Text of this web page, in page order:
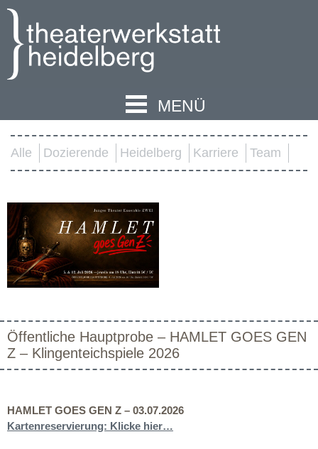
MENÜ
Alle Dozierende Heidelberg Karriere Team
Öffentliche Hauptprobe – HAMLET GOES GEN
Z – Klingenteichspiele 2026
HAMLET GOES GEN Z – 03.07.2026
Kartenreservierung: Klicke hier…